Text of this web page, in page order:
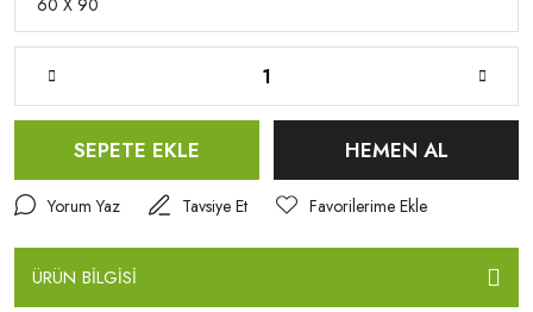
SEPETE EKLE HEMEN AL
Yorum Yaz Tavsiye Et
ÜRÜN BİLGİSİ